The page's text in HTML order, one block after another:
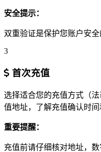
安全提示：
双重验证是保护您账户安
3
首次充值
选择适合您的充值方式（
值地址，了解充值确认时间
重要提醒：
充值前请仔细核对地址，